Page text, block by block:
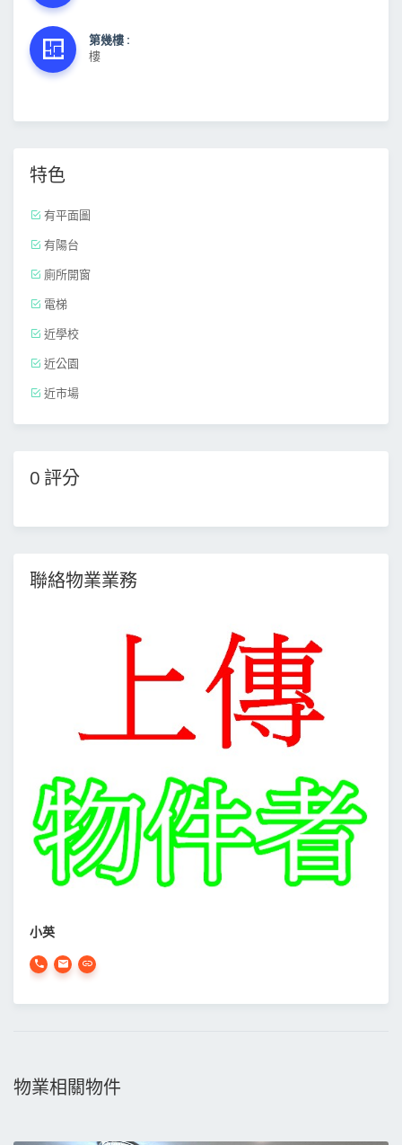
第幾樓 :
樓
特色
有平面圖
有陽台
廁所開窗
電梯
近學校
近公園
近市場
0 評分
聯絡物業業務
小英
物業相關物件